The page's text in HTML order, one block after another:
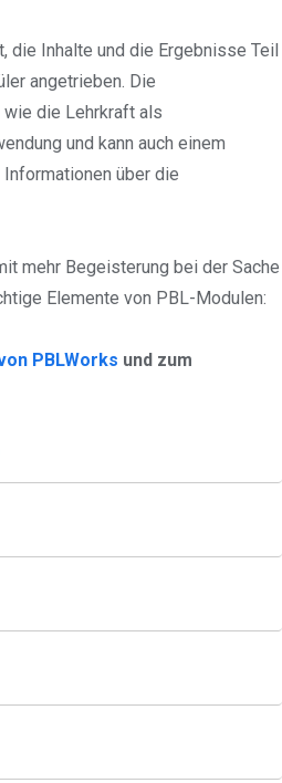
die Inhalte und die Ergebnisse Teil
angetrieben. Die
die Lehrkraft als
und kann auch einem
über die
mehr Begeisterung bei der Sache
Elemente von PBL-Modulen:
PBLWorks und zum